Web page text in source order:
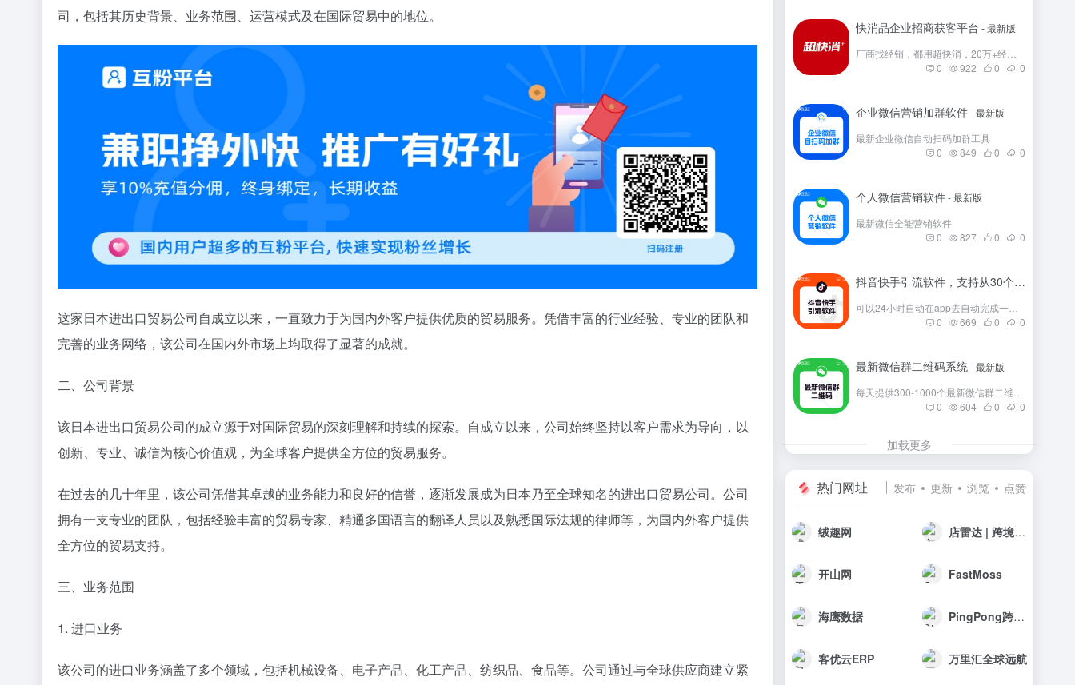
司，包括其历史背景、业务范围、运营模式及在国际贸易中的地位。
这家日本进出口贸易公司自成立以来，一直致力于为国内外客户提供优质的贸易服务。凭借丰富的行业经验、专业的团队和
完善的业务网络，该公司在国内外市场上均取得了显著的成就。
二、公司背景
该日本进出口贸易公司的成立源于对国际贸易的深刻理解和持续的探索。自成立以来，公司始终坚持以客户需求为导向，以
创新、专业、诚信为核心价值观，为全球客户提供全方位的贸易服务。
在过去的几十年里，该公司凭借其卓越的业务能力和良好的信誉，逐渐发展成为日本乃至全球知名的进出口贸易公司。公司
拥有一支专业的团队，包括经验丰富的贸易专家、精通多国语言的翻译人员以及熟悉国际法规的律师等，为国内外客户提供
全方位的贸易支持。
三、业务范围
1. 进口业务
该公司的进口业务涵盖了多个领域，包括机械设备、电子产品、化工产品、纺织品、食品等。公司通过与全球供应商建立紧
快消品企业招商获客平台 - 最新版
0
922 0 0
企业微信营销加群软件- 最新版
最新企业微信自动扫码加群工具
0
849 0 0
个人微信营销软件- 最新版
最新微信全能营销软件
0
827 0 0
抖音快手引流软件，支持从30个平台引流
0
669 0 0
最新微信群二维码系统- 最新版
0
604 0 0
加载更多
热门网址 发布 更新 浏览 点赞
绒趣网 店雷达 | 跨境选品工具
开山网 FastMoss
海鹰数据 PingPong跨境收款
客优云ERP 万里汇全球远航